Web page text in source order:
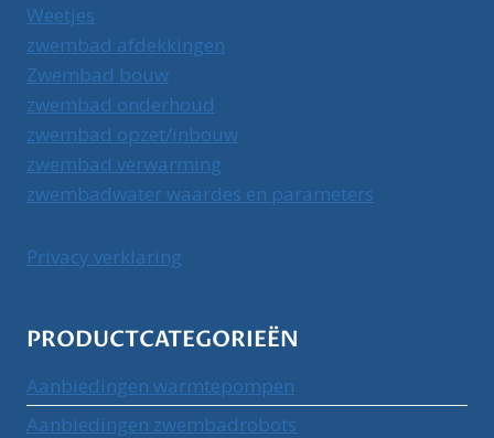
Weetjes
zwembad afdekkingen
Zwembad bouw
zwembad onderhoud
zwembad opzet/inbouw
zwembad verwarming
zwembadwater waardes en parameters
Privacy verklaring
PRODUCTCATEGORIEËN
Aanbiedingen warmtepompen
Aanbiedingen zwembadrobots